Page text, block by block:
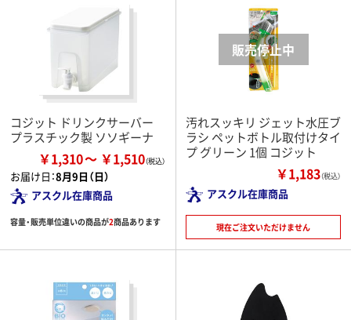
コジット ドリンクサーバー
プラスチック製 ソソギーナ
￥1,310 ￥1,510
お届け日：8月9日（日）
アスクル在庫商品
容量・販売単位違いの商品が2商品あります
汚れスッキリ ジェット水圧ブ
ラシ ペットボトル取付けタイ
プ グリーン 1個 コジット
￥1,183（税込）
アスクル在庫商品
現在ご注文いただけません